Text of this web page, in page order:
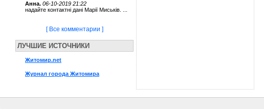
Анна. 06-10-2019 21:22
надайте контактні дані Марії Миськів. ...
[ Все комментарии ]
ЛУЧШИЕ ИСТОЧНИКИ
Житомир.net
Журнал города Житомира